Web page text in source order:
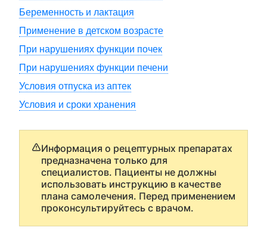
Беременность и лактация
Применение в детском возрасте
При нарушениях функции почек
При нарушениях функции печени
Условия отпуска из аптек
Условия и сроки хранения
Информация о рецептурных препаратах
предназначена только для
специалистов. Пациенты не должны
использовать инструкцию в качестве
плана самолечения. Перед применением
проконсультируйтесь с врачом.